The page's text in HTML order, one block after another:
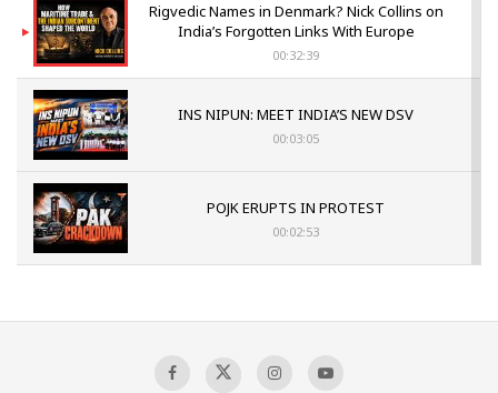
Rigvedic Names in Denmark? Nick Collins on
India’s Forgotten Links With Europe
00:32:39
INS NIPUN: MEET INDIA’S NEW DSV
00:03:05
POJK ERUPTS IN PROTEST
00:02:53
Sagar